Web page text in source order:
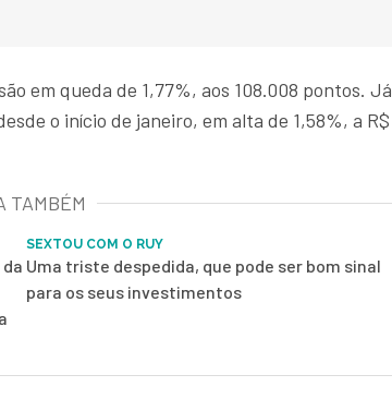
em queda de 1,77%, aos 108.008 pontos. Já
o início de janeiro, em alta de 1,58%, a R$
TAMBÉM
SEXTOU COM O RUY
Uma triste despedida, que pode ser bom sinal
para os seus investimentos